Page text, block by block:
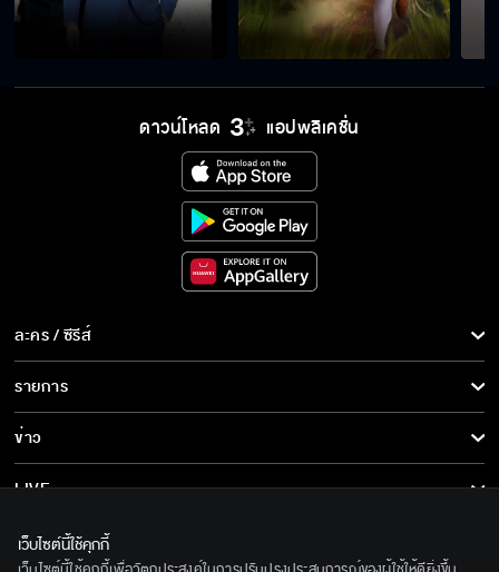
ผู้หญิงที่เป็นหนึ่งชอบ คือมาตาเอง
หัวใจเป็นหนึ่งไม่ได้ชา มีแต่ความใจดี ใจดีที่สุด
เสียใจด้วยที่ฉันเป็นเครื่องมือให้คุณเอาชนะปุริมไม่
ได้แล้ว
การที่เขาดูไม่มีความสุขในสายตาเรา มันอาจไม่ใช่
ดาวน์โหลด แอปพลิเคชั่น
ละคร / ซีรีส์
ละคร/ซีรีส์
ซีรีส์นานาชาติ
การ์ตูน & เกม
รายการ
รายการทั้งหมด
ข่าว
ข่าวทั้งหมด
ข่าวประชาสัมพันธ์
LIVE
เกี่ยวกับเรา
เว็บไซต์นี้ใช้คุกกี้